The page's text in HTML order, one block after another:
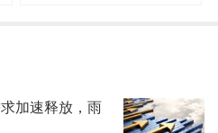
加速释放，雨